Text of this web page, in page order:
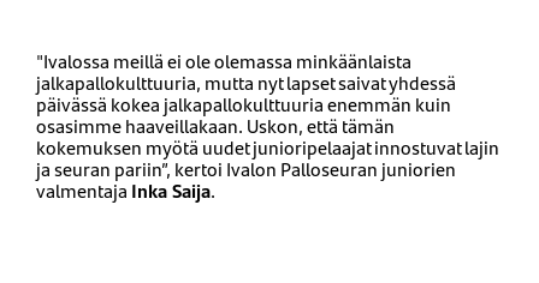
"Ivalossa meillä ei ole olemassa minkäänlaista
jalkapallokulttuuria, mutta nyt lapset saivat yhdessä
päivässä kokea jalkapallokulttuuria enemmän kuin
osasimme haaveillakaan. Uskon, että tämän
kokemuksen myötä uudet junioripelaajat innostuvat lajin
ja seuran pariin”, kertoi Ivalon Palloseuran juniorien
valmentaja Inka Saija.